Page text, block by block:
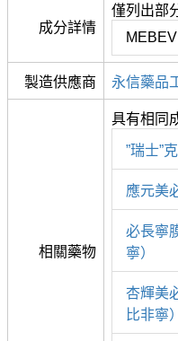
成分詳情
僅列出部
製造供應商 永信藥品
相關藥物
具有相同
”瑞士”
應元美
必長寧
寧）
杏輝美
比非寧）